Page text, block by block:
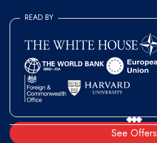
See Offers
READ BY